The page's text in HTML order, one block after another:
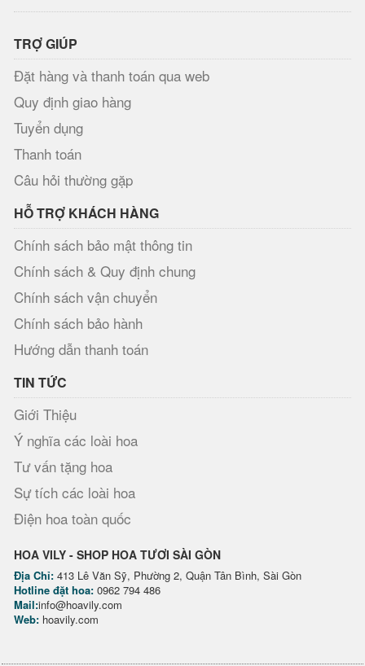
TRỢ GIÚP
Đặt hàng và thanh toán qua web
Quy định giao hàng
Tuyển dụng
Thanh toán
Câu hỏi thường gặp
HỖ TRỢ KHÁCH HÀNG
Chính sách bảo mật thông tin
Chính sách & Quy định chung
Chính sách vận chuyển
Chính sách bảo hành
Hướng dẫn thanh toán
TIN TỨC
Giới Thiệu
Ý nghĩa các loài hoa
Tư vấn tặng hoa
Sự tích các loài hoa
Điện hoa toàn quốc
HOA VILY - SHOP HOA TƯƠI SÀI GÒN
Địa Chỉ: 413 Lê Văn Sỹ, Phường 2, Quận Tân Bình, Sài Gòn
Hotline đặt hoa: 0962 794 486
Mail:info@hoavily.com
Web: hoavily.com